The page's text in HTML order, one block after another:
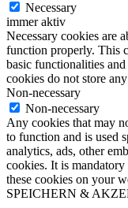
Necessary
immer aktiv
Necessary cookies are
function properly. This
basic functionalities
cookies do not store
Non-necessary
Non-necessary
Any cookies that may
to function and is used
analytics, ads, other
cookies. It is
these cookies on your
SPEICHERN &